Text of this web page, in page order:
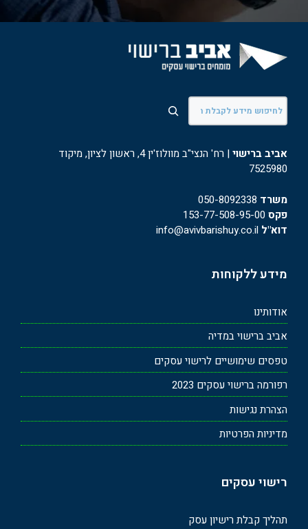
חיפוש
אביב ברישוי
| רח' הנצי"ב מוולוז'ין 4, ראשון לציון, מיקוד
7525980
משרד 050-8092338
פקס
דוא"ל
מידע ללקוחות
אודותינו
אביב ברישוי במדיה
טפסים שימושיים לרישוי עסקים
רפורמה ברישוי עסקים 2023
הצהרת נגישות
מדיניות הפרטיות
רישוי עסקים
תהליך קבלת רישיון עסק